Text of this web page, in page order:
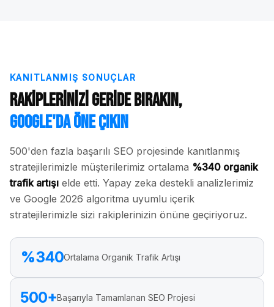
KANITLANMIŞ SONUÇLAR
Rakiplerinizi Geride Bırakın,
Google'da Öne Çıkın
500'den fazla başarılı SEO projesinde kanıtlanmış
stratejilerimizle müşterilerimiz ortalama %340 organik
trafik artışı elde etti. Yapay zeka destekli analizlerimiz
ve Google 2026 algoritma uyumlu içerik
stratejilerimizle sizi rakiplerinizin önüne geçiriyoruz.
%340Ortalama Organik Trafik Artışı
500+Başarıyla Tamamlanan SEO Projesi